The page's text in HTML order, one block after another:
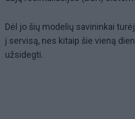
Dėl jo šių modelių savininkai
į servisą, nes kitaip šie vieną
užsidegti.